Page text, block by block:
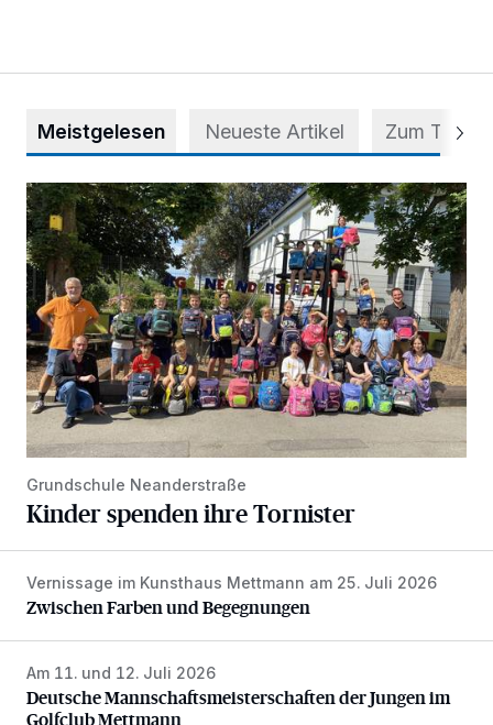
Meistgelesen Neueste Artikel Zum Thema
Kinder spenden ihre Tornister
Grundschule Neanderstraße
Kinder spenden ihre Tornister
Zwischen Farben und Begegnungen
Vernissage im Kunsthaus Mettmann am 25. Juli 2026
Zwischen Farben und Begegnungen
Deutsche Mannschaftsmeisterschaften der Jungen im
Am 11. und 12. Juli 2026
Deutsche Mannschaftsmeisterschaften der Jungen im
Golfclub Mettmann